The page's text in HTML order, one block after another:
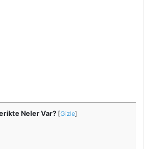
Neler Var? [Gizle]